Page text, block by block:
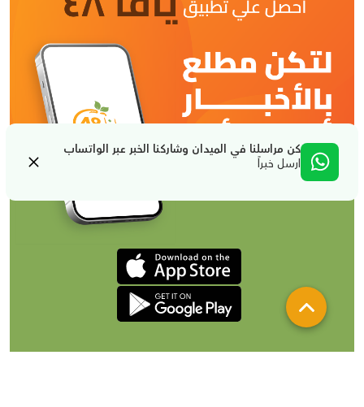
كن مراسلنا في الميدان وشاركنا الخبر عبر الواتساب
ارسل خبراً